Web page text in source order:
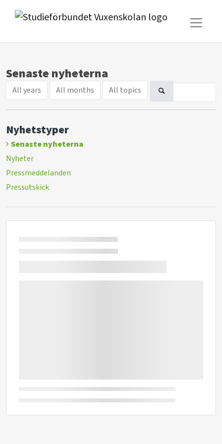
Senaste nyheterna
All years All months All topics
Nyhetstyper
Senaste nyheterna
Nyheter
Pressmeddelanden
Pressutskick